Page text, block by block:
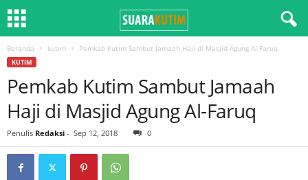
Beranda kutim Pemkab Kutim Sambut Jamaah Haji di Masjid Agung Al-Faruq
KUTIM
Pemkab Kutim Sambut Jamaah
Haji di Masjid Agung Al-Faruq
Penulis Redaksi - Sep 12, 2018 0